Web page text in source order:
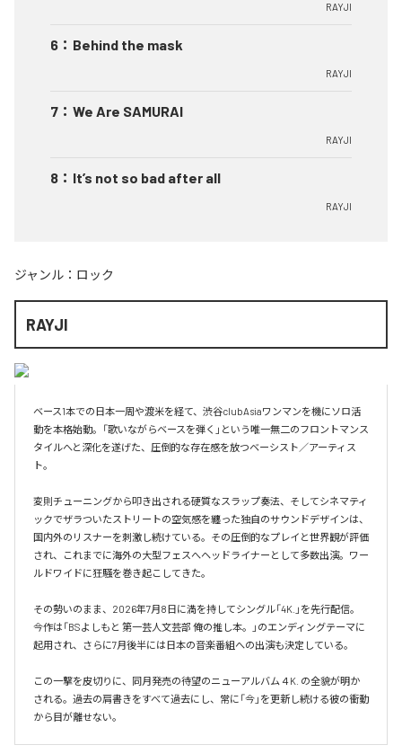
RAYJI
6 ： Behind the mask
RAYJI
7 ： We Are SAMURAI
RAYJI
8 ： It’s not so bad after all
RAYJI
ジャンル： ロック
RAYJI
ベース1本での日本一周や渡米を経て、渋谷clubAsiaワンマンを機にソロ活
動を本格始動。「歌いながらベースを弾く」という唯一無二のフロントマンス
タイルへと深化を遂げた、圧倒的な存在感を放つベーシスト／アーティス
ト。
変則チューニングから叩き出される硬質なスラップ奏法、そしてシネマティ
ックでザラついたストリートの空気感を纏った独自のサウンドデザインは、
国内外のリスナーを刺激し続けている。その圧倒的なプレイと世界観が評価
され、これまでに海外の大型フェスへヘッドライナーとして多数出演。ワー
ルドワイドに狂騒を巻き起こしてきた。
その勢いのまま、2026年7月8日に満を持してシングル「4K.」を先行配信。
今作は「BSよしもと 第一芸人文芸部 俺の推し本。」のエンディングテーマに
起用され、さらに7月後半には日本の音楽番組への出演も決定している。
この一撃を皮切りに、同月発売の待望のニューアルバム４K. の全貌が明か
される。過去の肩書きをすべて過去にし、常に「今」を更新し続ける彼の衝動
から目が離せない。